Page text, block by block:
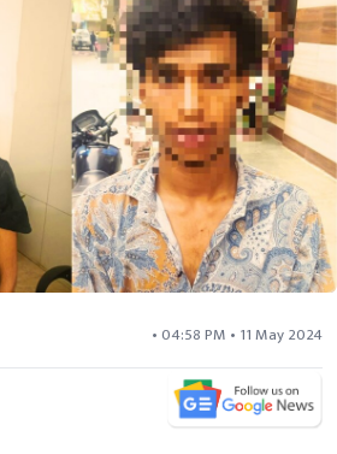
• 04:58 PM • 11 May 2024